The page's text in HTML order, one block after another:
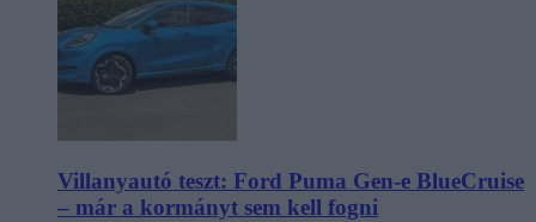
Villanyautó teszt: Ford Puma Gen-e BlueCruise
– már a kormányt sem kell fogni